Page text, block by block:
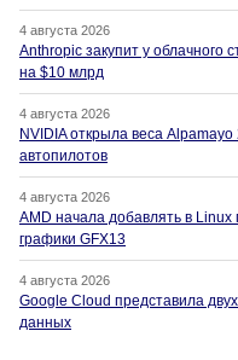
4 августа 2026
Anthropic закупит у облачного
на $10 млрд
4 августа 2026
NVIDIA открыла веса
автопилотов
4 августа 2026
AMD начала добавлять в
графики GFX13
4 августа 2026
Google Cloud представила
данных